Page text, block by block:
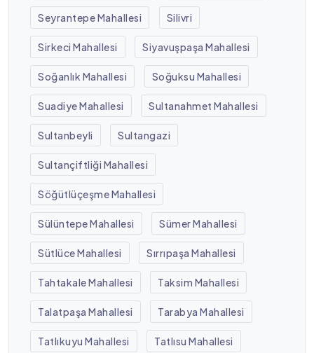
Seyrantepe Mahallesi Silivri
Sirkeci Mahallesi Siyavuşpaşa Mahallesi
Soğanlık Mahallesi Soğuksu Mahallesi
Suadiye Mahallesi Sultanahmet Mahallesi
Sultanbeyli Sultangazi
Sultançiftliği Mahallesi
Söğütlüçeşme Mahallesi
Sülüntepe Mahallesi Sümer Mahallesi
Sütlüce Mahallesi Sırrıpaşa Mahallesi
Tahtakale Mahallesi Taksim Mahallesi
Talatpaşa Mahallesi Tarabya Mahallesi
Tatlıkuyu Mahallesi Tatlısu Mahallesi